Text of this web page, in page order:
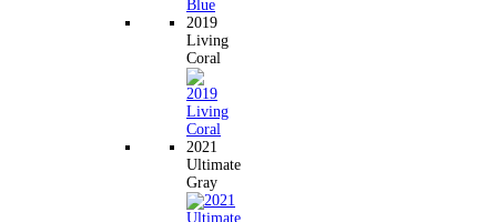
2019
Living
Coral
2021
Ultimate
Gray